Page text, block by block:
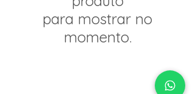
para mostrar no
momento.